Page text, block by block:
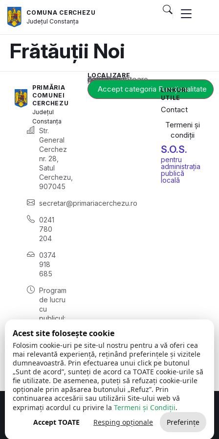
COMUNA CERCHEZU
JudețulConstanța
Frătăuții Noi
PRIMĂRIA
COMUNEI
CERCHEZU
Județul
Constanța
Str.
General
Cerchez
nr. 28,
Satul
Cerchezu,
907045
secretar@primariacerchezu.ro
0241
780
204
0374
918
685
Program
de lucru
cu
publicul:
08:00 -
16:30
, vineri:
08:00 -
14:00
LOCALIZARE
Acest conținut este blocat până când acceptați categoria corespunzătoare de cookie-uri.
Accept categoria Funcționalitate
LINKURI
UTILE
Contact
Termeni și
condiții
S.O.S.
pentru
administrația
publică
locală
Comuna Cerchezu © 2026Toate drepturile rezervate
Concept realizat de Big Media Relații Publice SRL
Acest site folosește cookie
Folosim cookie-uri pe site-ul nostru pentru a vă oferi cea
mai relevantă experiență, reținând preferințele și vizitele
dumneavoastră. Prin efectuarea unui click pe butonul
„Sunt de acord”, sunteți de acord ca TOATE cookie-urile să
fie utilizate. De asemenea, puteți să refuzați cookie-urile
opționale prin apăsarea butonului „Refuz”. Prin
continuarea accesării sau utilizării Site-ului web vă
exprimați acordul cu privire la Termeni și Condiții.
Accept TOATE
Resping opționale Preferințe